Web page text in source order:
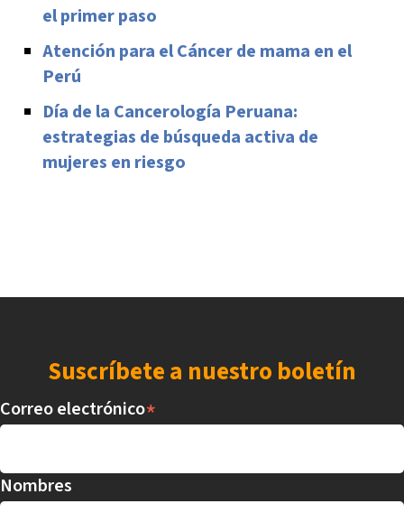
el primer paso
Atención para el Cáncer de mama en el
Perú
Día de la Cancerología Peruana:
estrategias de búsqueda activa de
mujeres en riesgo
Suscríbete a nuestro boletín
Correo electrónico*
Nombres